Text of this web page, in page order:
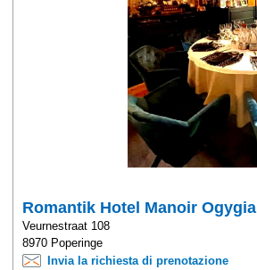
Romantik Hotel Manoir Ogygia
Veurnestraat 108
8970 Poperinge
Invia la richiesta di prenotazione